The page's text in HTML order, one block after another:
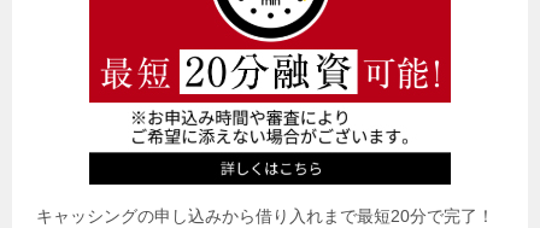
キャッシングの申し込みから借り入れまで最短20分で完了！